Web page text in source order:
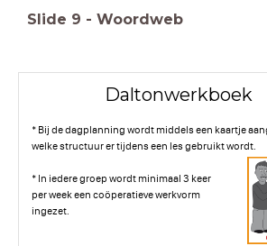
Slide 9 - Woordweb
Daltonwerkboek
* Bij de dagplanning wordt middels een kaartje
welke structuur er tijdens een les gebruikt wordt.
* In iedere groep wordt minimaal 3 keer
per week een coöperatieve werkvorm
ingezet.